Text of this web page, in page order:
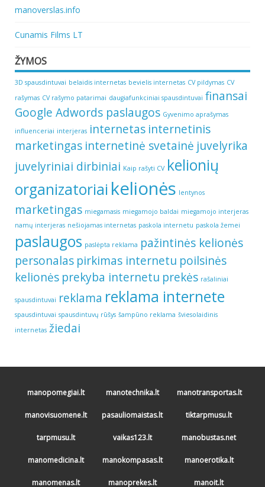
manoverslas.info
Cunamis Films LT
ŽYMOS
3D spausdintuvai belaidis internetas bevielis internetas CV pildymas CV
rašymas CV rašymo patarimai daugiafunkciniai spausdintuvai finansai
Google Adwords paslaugos Gyvenimo aprašymas
influenceriai interjeras internetas internetinis
marketingas internetinė svetainė juvelyrika
juvelyriniai dirbiniai Kaip rašyti CV kelionių
organizatoriai kelionės lentynos
marketingas miegamasis miegamojo baldai miegamojo interjeras
namų interjeras nešiojamas internetas paskola internetu paskola žemei
paslaugos paslėpta reklama pažintinės kelionės
personalas pirkimas internetu poilsinės
kelionės prekyba internetu prekės rašaliniai
spausdintuvai reklama reklama internete
spausdintuvai spausdintuvų rūšys šampūno reklama šviesolaidinis
internetas žiedai
manopomegiai.lt manotechnika.lt manotransportas.lt
manovisuomene.lt pasauliomaistas.lt tiktarpmusu.lt
tarpmusu.lt vaikas123.lt manobustas.net
manomedicina.lt manokompasas.lt manoerotika.lt
manomenas.lt manoprekes.lt manoit.lt